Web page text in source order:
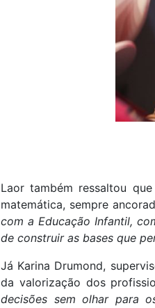
Laor também ressaltou
matemática, sempre
com a Educação Infantil,
de construir as bases que
Já Karina Drumond,
da valorização dos
decisões sem olhar para